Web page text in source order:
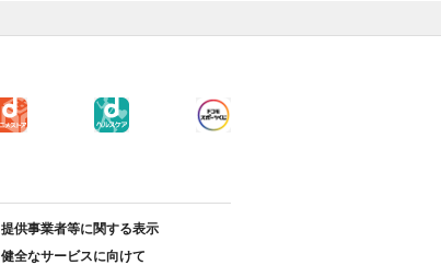
提供事業者等に関する表示
健全なサービスに向けて